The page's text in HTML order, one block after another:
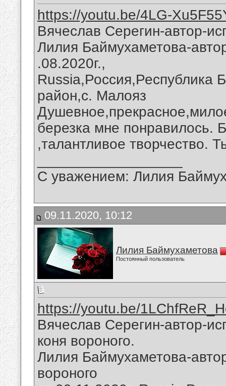
https://youtu.be/4LG-
Вячеслав Серегин-автор-
Лилия Баймухаметова-
.08.2020г.,
Russia,Россия,Республика
район,с. Малояз
березка мне понравилось.
,талантливое творчество.
С уважением: Лилия
09.11.2020, 10:12
Лилия Баймухаметова
Постоянный пользователь
https://youtu.be/
Вячеслав Серегин-автор-
коня вороного.
Лилия Баймухаметова-
вороного